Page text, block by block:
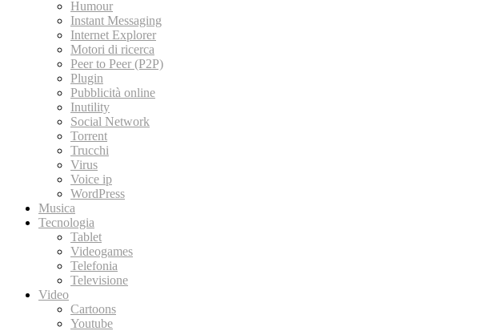
Humour
Instant Messaging
Internet Explorer
Motori di ricerca
Peer to Peer (P2P)
Plugin
Pubblicità online
Inutility
Social Network
Torrent
Trucchi
Virus
Voice ip
WordPress
Musica
Tecnologia
Tablet
Videogames
Telefonia
Televisione
Video
Cartoons
Youtube